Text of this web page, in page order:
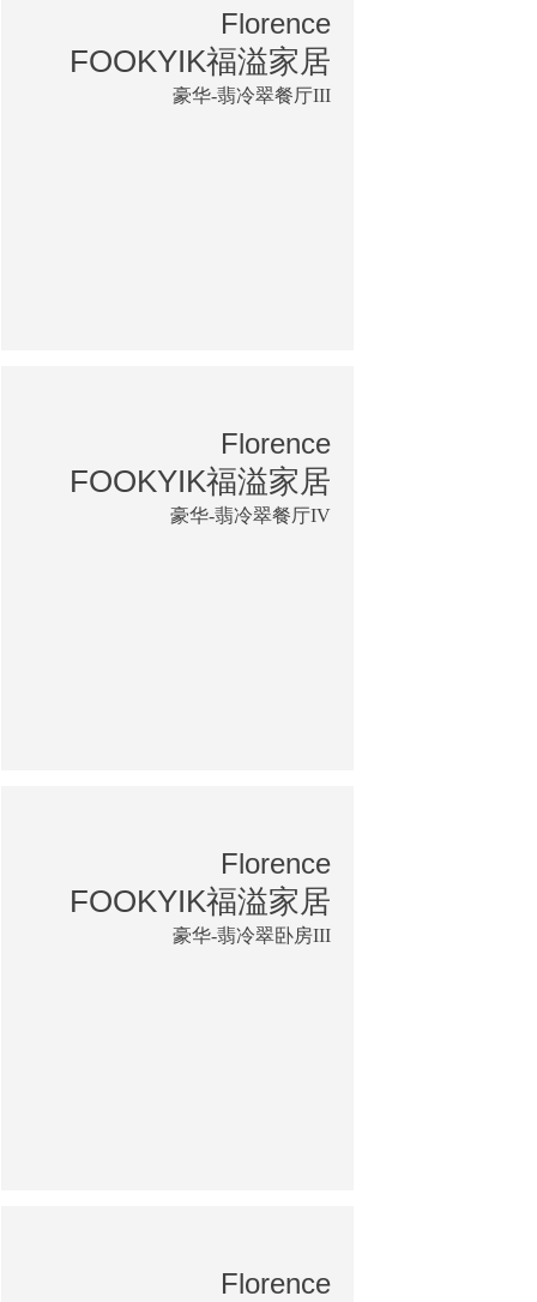
Florence
FOOKYIK福溢家居
豪华-翡冷翠餐厅III
Florence
FOOKYIK福溢家居
豪华-翡冷翠餐厅IV
Florence
FOOKYIK福溢家居
豪华-翡冷翠卧房III
Florence